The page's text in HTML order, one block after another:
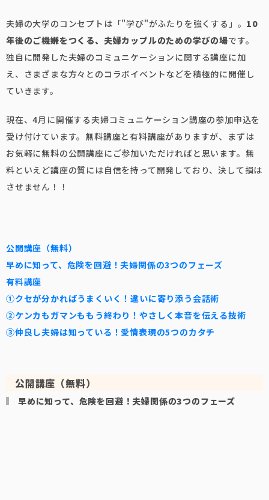
夫婦の大学のコンセプトは「"学び"がふたりを強くする」。 10
年後のご機嫌をつくる、夫婦カップルのための学びの場です。
独自に開発した夫婦のコミュニケーションに関する講座に加
え、さまざまな方々とのコラボイベントなどを積極的に開催し
ていきます。
現在、4月に開催する夫婦コミュニケーション講座の参加申込を
受け付けています。無料講座と有料講座がありますが、まずは
お気軽に無料の公開講座にご参加いただければと思います。無
料といえど講座の質には自信を持って開発しており、決して損は
させません！！
公開講座（無料）
早めに知って、危険を回避！夫婦関係の3つのフェーズ
有料講座
①クセが分かればうまくいく！違いに寄り添う会話術
②ケンカもガマンももう終わり！やさしく本音を伝える技術
③仲良し夫婦は知っている！愛情表現の5つのカタチ
公開講座（無料）
早めに知って、危険を回避！夫婦関係の3つのフェーズ